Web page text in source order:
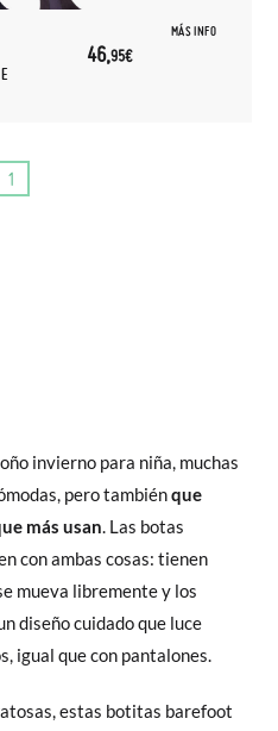
MÁS INFO
46,95€
1
invierno para niña, muchas
pero tambiénque
más usan. Las botas
con ambas cosas: tienen
mueva libremente y los
diseño cuidado que luce
igual que con pantalones.
estas botitas barefoot